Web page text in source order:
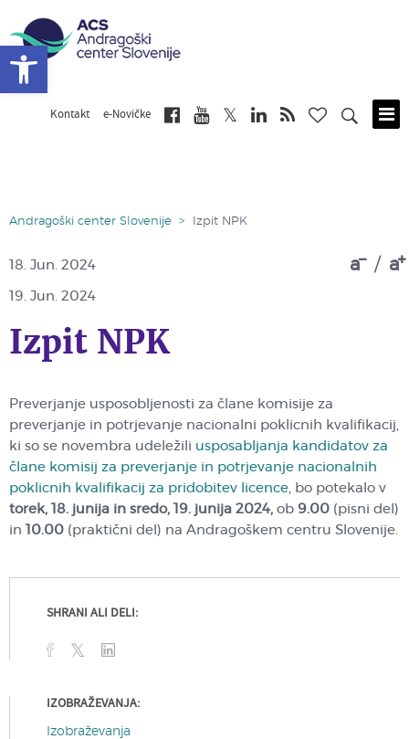
Kontakt e-Novičke
Andragoški center Slovenije > Izpit NPK
a / a
18. Jun. 2024
19. Jun. 2024
Izpit NPK
Preverjanje usposobljenosti za člane komisije za
preverjanje in potrjevanje nacionalni poklicnih kvalifikacij,
ki so se novembra udeležili usposabljanja kandidatov za
člane komisij za preverjanje in potrjevanje nacionalnih
poklicnih kvalifikacij za pridobitev licence, bo potekalo v
torek, 18. junija in sredo, 19. junija 2024, ob 9.00 (pisni del)
in
10.00 (praktični del) na Andragoškem centru Slovenije.
SHRANI ALI DELI:
IZOBRAŽEVANJA:
Izobraževanja
Open toolbar